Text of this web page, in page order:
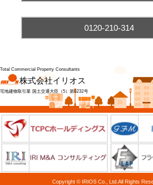
0120-210-314
Total Commercial Property Consultants
株式会社イリオス
宅地建物取引業 国土交通大臣（5）第6232号
Copyright © IRIOS Co., Ltd.All Rights